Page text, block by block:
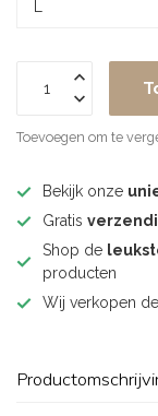
Toevoegen om te
Bekijk onze
Gratis
Shop de
producten
Wij verkopen de